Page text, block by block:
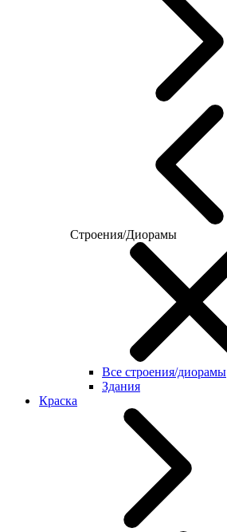
Строения/Диорамы
Все строения/диорамы
Здания
Краска